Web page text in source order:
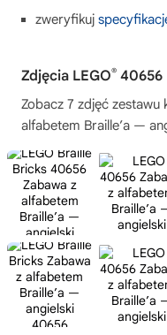
zweryfikuj
Zdjęcia LEGO® 40656
Zobacz 7 zdjęć zestawu
alfabetem Braille’a —